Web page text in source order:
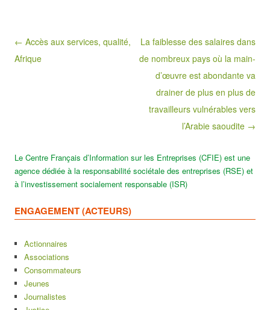
Post navigation
← Accès aux services, qualité,
Afrique
La faiblesse des salaires dans
de nombreux pays où la main-
d’œuvre est abondante va
drainer de plus en plus de
travailleurs vulnérables vers
l’Arabie saoudite →
Le Centre Français d’Information sur les Entreprises (CFIE) est une
agence dédiée à la responsabilité sociétale des entreprises (RSE) et
à l’investissement socialement responsable (ISR)
ENGAGEMENT (ACTEURS)
Actionnaires
Associations
Consommateurs
Jeunes
Journalistes